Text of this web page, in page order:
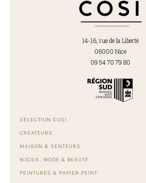
14-16, rue de la Liberté
06000 Nice
09 54 70 79 80
SÉLECTION COSI
CRÉATEURS
MAISON & SENTEURS
BIJOUX, MODE & BEAUTÉ
PEINTURES & PAPIER-PEINT